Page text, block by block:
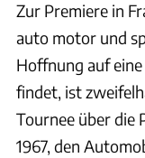
Zur Premiere in
auto motor und
Hoffnung auf
findet, ist
Tournee über die
1967, den